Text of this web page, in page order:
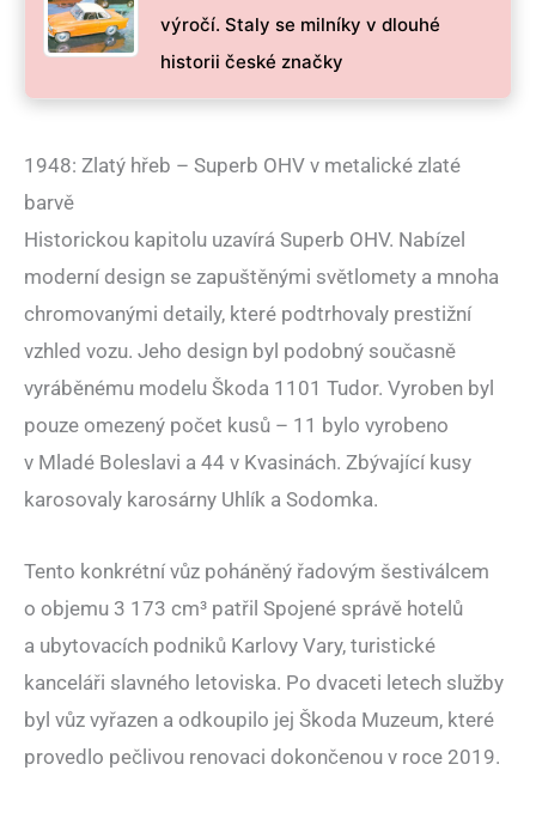
výročí. Staly se milníky v dlouhé
historii české značky
1948: Zlatý hřeb – Superb OHV v metalické zlaté
barvě
Historickou kapitolu uzavírá Superb OHV. Nabízel
moderní design se zapuštěnými světlomety a mnoha
chromovanými detaily, které podtrhovaly prestižní
vzhled vozu. Jeho design byl podobný současně
vyráběnému modelu Škoda 1101 Tudor. Vyroben byl
pouze omezený počet kusů – 11 bylo vyrobeno
v Mladé Boleslavi a 44 v Kvasinách. Zbývající kusy
karosovaly karosárny Uhlík a Sodomka.
Tento konkrétní vůz poháněný řadovým šestiválcem
o objemu 3 173 cm³ patřil Spojené správě hotelů
a ubytovacích podniků Karlovy Vary, turistické
kanceláři slavného letoviska. Po dvaceti letech služby
byl vůz vyřazen a odkoupilo jej Škoda Muzeum, které
provedlo pečlivou renovaci dokončenou v roce 2019.